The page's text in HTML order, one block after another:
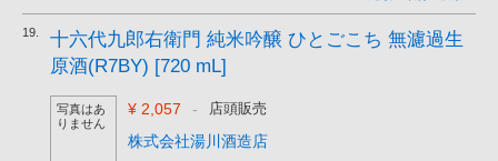
19.
十六代九郎右衛門 純米吟醸 ひとごこち 無濾過生
原酒(R7BY) [720 mL]
写真はあ
りません
¥ 2,057 - 店頭販売
株式会社湯川酒造店